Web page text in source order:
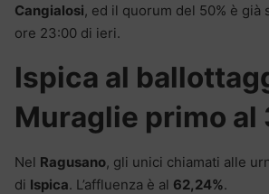
Cangialosi, ed il quorum del 50% è già
ore 23:00 di ieri.
Ispica al
Muraglie primo al
Nel Ragusano, gli unici chiamati alle
di Ispica. L’affluenza è al 62,24%.